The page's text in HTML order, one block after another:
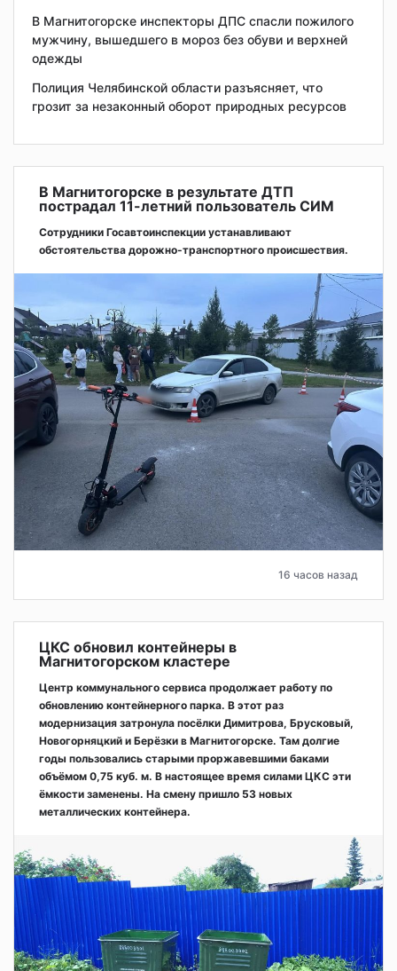
В Магнитогорске инспекторы ДПС спасли пожилого
мужчину, вышедшего в мороз без обуви и верхней
одежды
Полиция Челябинской области разъясняет, что
грозит за незаконный оборот природных ресурсов
В Магнитогорске в результате ДТП
пострадал 11-летний пользователь СИМ
Сотрудники Госавтоинспекции устанавливают
обстоятельства дорожно-транспортного происшествия.
16 часов назад
ЦКС обновил контейнеры в
Магнитогорском кластере
Центр коммунального сервиса продолжает работу по
обновлению контейнерного парка. В этот раз
модернизация затронула посёлки Димитрова, Брусковый,
Новогорняцкий и Берёзки в Магнитогорске. Там долгие
годы пользовались старыми проржавевшими баками
объёмом 0,75 куб. м. В настоящее время силами ЦКС эти
ёмкости заменены. На смену пришло 53 новых
металлических контейнера.